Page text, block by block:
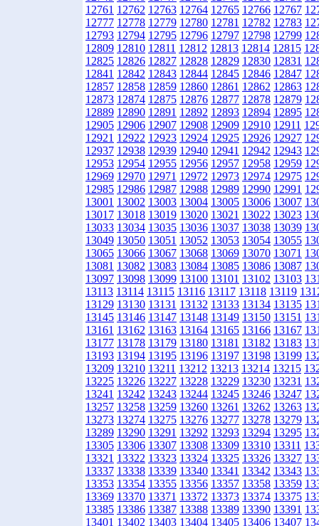
12761 12762 12763 12764 12765 12766 12767
12777 12778 12779 12780 12781 12782 12783
12793 12794 12795 12796 12797 12798 12799
12809 12810 12811 12812 12813 12814 12815
12825 12826 12827 12828 12829 12830 12831
12841 12842 12843 12844 12845 12846 12847
12857 12858 12859 12860 12861 12862 12863
12873 12874 12875 12876 12877 12878 12879
12889 12890 12891 12892 12893 12894 12895
12905 12906 12907 12908 12909 12910 12911
12921 12922 12923 12924 12925 12926 12927
12937 12938 12939 12940 12941 12942 12943
12953 12954 12955 12956 12957 12958 12959
12969 12970 12971 12972 12973 12974 12975
12985 12986 12987 12988 12989 12990 12991
13001 13002 13003 13004 13005 13006 13007
13017 13018 13019 13020 13021 13022 13023
13033 13034 13035 13036 13037 13038 13039
13049 13050 13051 13052 13053 13054 13055
13065 13066 13067 13068 13069 13070 13071
13081 13082 13083 13084 13085 13086 13087
13097 13098 13099 13100 13101 13102 13103
13113 13114 13115 13116 13117 13118 13119
13129 13130 13131 13132 13133 13134 13135
13145 13146 13147 13148 13149 13150 13151
13161 13162 13163 13164 13165 13166 13167
13177 13178 13179 13180 13181 13182 13183
13193 13194 13195 13196 13197 13198 13199
13209 13210 13211 13212 13213 13214 13215
13225 13226 13227 13228 13229 13230 13231
13241 13242 13243 13244 13245 13246 13247
13257 13258 13259 13260 13261 13262 13263
13273 13274 13275 13276 13277 13278 13279
13289 13290 13291 13292 13293 13294 13295
13305 13306 13307 13308 13309 13310 13311
13321 13322 13323 13324 13325 13326 13327
13337 13338 13339 13340 13341 13342 13343
13353 13354 13355 13356 13357 13358 13359
13369 13370 13371 13372 13373 13374 13375
13385 13386 13387 13388 13389 13390 13391
13401 13402 13403 13404 13405 13406 13407